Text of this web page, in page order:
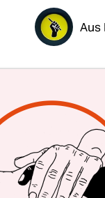
Aus
Eine der
ist in
und
unseriöse